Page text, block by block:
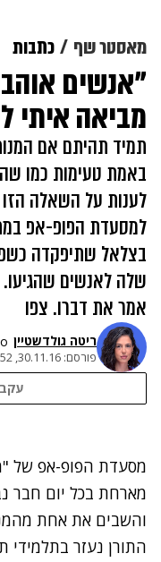
מאסטר שף כתבות
"אנשים
מביאה איתי
תמיד תהיתם אם
באמת טעימות כמו
לענות על השאלה הזו
למסעדת הפופ-אפ
בצלאל שתיפקדה
שלה לאנשים
אמר את דברו. צפו
ריטה גולדשטיין
פורסם: 30.11.16, 17:52
מסעדת הפופ-אפ של
מארחת בכל יום חבר
והשבים את אחת
התורן נעזר בתלמידי